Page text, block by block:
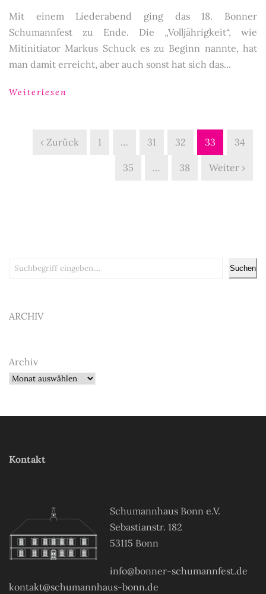
Mit einem Liederabend ging das 18. Bonner
Schumannfest zu Ende. Die „Volljährigkeit“, wie
Mitinitiator Markus Schuck es zu Beginn nannte, hat
man damit erreicht, aber auch sonst hat sich das...
Weiterlesen
‹ Zurück 1 … 31 32 33 34
35 … 38 Weiter ›
Suchen Suchen
ARCHIV
Archiv
Kontakt
Schumannhaus Bonn e.V.
Sebastianstr. 182
53115 Bonn
info@bonner-schumannfest.de
kontakt@schumannhaus-bonn.de